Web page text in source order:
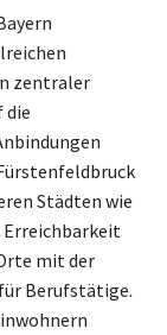
zentraler
die
Städten wie
Erreichbarkeit
mit der
Berufstätige.